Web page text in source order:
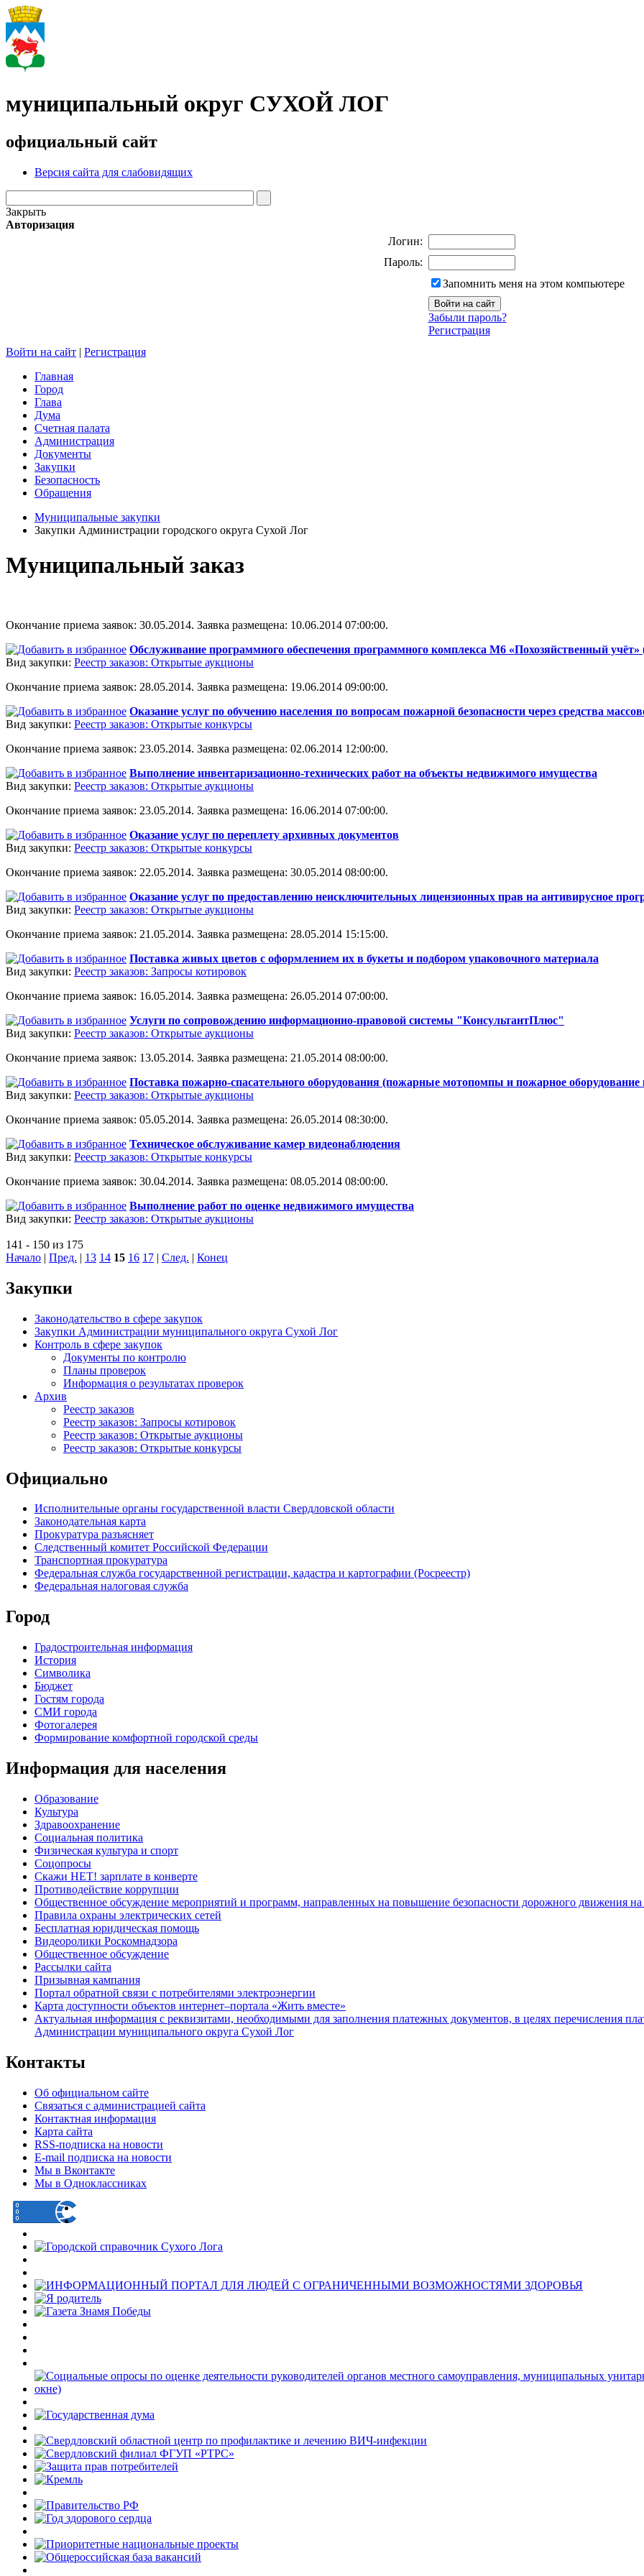
муниципальный округ СУХОЙ ЛОГ
официальный сайт
Версия сайта для слабовидящих
Закрыть
Авторизация
Логин:
Пароль:
Запомнить меня на этом компьютере
Забыли пароль?
Регистрация
Войти на сайт | Регистрация
Главная
Город
Глава
Дума
Счетная палата
Администрация
Документы
Закупки
Безопасность
Обращения
Муниципальные закупки
Закупки Администрации городского округа Сухой Лог
Муниципальный заказ
Окончание приема заявок: 30.05.2014. Заявка размещена: 10.06.2014 07:00:00.
Обслуживание программного обеспечения программного комплекса М6 «Похозяйственный учёт»
Вид закупки: Реестр заказов: Открытые аукционы
Окончание приема заявок: 28.05.2014. Заявка размещена: 19.06.2014 09:00:00.
Оказание услуг по обучению населения по вопросам пожарной безопасности через средства
Вид закупки: Реестр заказов: Открытые конкурсы
Окончание приема заявок: 23.05.2014. Заявка размещена: 02.06.2014 12:00:00.
Выполнение инвентаризационно-технических работ на объекты недвижимого имущества
Вид закупки: Реестр заказов: Открытые аукционы
Окончание приема заявок: 23.05.2014. Заявка размещена: 16.06.2014 07:00:00.
Оказание услуг по переплету архивных документов
Вид закупки: Реестр заказов: Открытые конкурсы
Окончание приема заявок: 22.05.2014. Заявка размещена: 30.05.2014 08:00:00.
Оказание услуг по предоставлению неисключительных лицензионных прав на антивирусное
Вид закупки: Реестр заказов: Открытые аукционы
Окончание приема заявок: 21.05.2014. Заявка размещена: 28.05.2014 15:15:00.
Поставка живых цветов с оформлением их в букеты и подбором упаковочного материала
Вид закупки: Реестр заказов: Запросы котировок
Окончание приема заявок: 16.05.2014. Заявка размещена: 26.05.2014 07:00:00.
Услуги по сопровождению информационно-правовой системы "КонсультантПлюс"
Вид закупки: Реестр заказов: Открытые аукционы
Окончание приема заявок: 13.05.2014. Заявка размещена: 21.05.2014 08:00:00.
Поставка пожарно-спасательного оборудования (пожарные мотопомпы и пожарное
Вид закупки: Реестр заказов: Открытые аукционы
Окончание приема заявок: 05.05.2014. Заявка размещена: 26.05.2014 08:30:00.
Техническое обслуживание камер видеонаблюдения
Вид закупки: Реестр заказов: Открытые конкурсы
Окончание приема заявок: 30.04.2014. Заявка размещена: 08.05.2014 08:00:00.
Выполнение работ по оценке недвижимого имущества
Вид закупки: Реестр заказов: Открытые аукционы
141 - 150 из 175
Начало | Пред. | 13 14 15 16 17 | След. | Конец
Закупки
Законодательство в сфере закупок
Закупки Администрации муниципального округа Сухой Лог
Контроль в сфере закупок
Документы по контролю
Планы проверок
Информация о результатах проверок
Архив
Реестр заказов
Реестр заказов: Запросы котировок
Реестр заказов: Открытые аукционы
Реестр заказов: Открытые конкурсы
Официально
Исполнительные органы государственной власти Свердловской области
Законодательная карта
Прокуратура разъясняет
Следственный комитет Российской Федерации
Транспортная прокуратура
Федеральная служба государственной регистрации, кадастра и картографии (Росреестр)
Федеральная налоговая служба
Город
Градостроительная информация
История
Символика
Бюджет
Гостям города
СМИ города
Фотогалерея
Формирование комфортной городской среды
Информация для населения
Образование
Культура
Здравоохранение
Социальная политика
Физическая культура и спорт
Соцопросы
Скажи НЕТ! зарплате в конверте
Противодействие коррупции
Общественное обсуждение мероприятий и программ, направленных на повышение безопасности дорожного движения на
Правила охраны электрических сетей
Бесплатная юридическая помощь
Видеоролики Роскомнадзора
Общественное обсуждение
Рассылки сайта
Призывная кампания
Портал обратной связи с потребителями электроэнергии
Карта доступности объектов интернет–портала «Жить вместе»
Актуальная информация с реквизитами, необходимыми для заполнения платежных документов, в целях перечисления
Администрации муниципального округа Сухой Лог
Контакты
Об официальном сайте
Связаться с администрацией сайта
Контактная информация
Карта сайта
RSS-подписка на новости
E-mail подписка на новости
Мы в Вконтакте
Мы в Одноклассниках